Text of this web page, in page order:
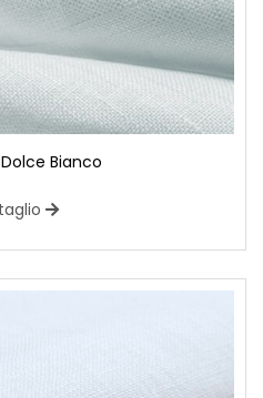
Bianco